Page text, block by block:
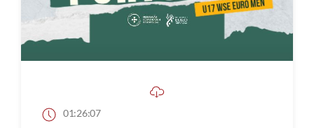
01:26:07